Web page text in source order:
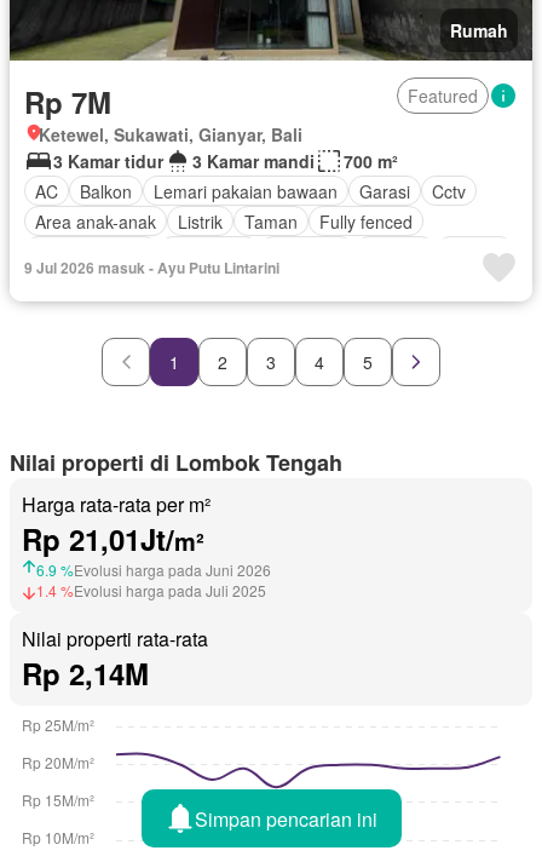
Rumah
Rp 7M
Featured
Ketewel, Sukawati, Gianyar, Bali
3 Kamar tidur
3 Kamar mandi
700 m²
AC
Balkon Lemari pakaian bawaan Garasi
Cctv
Area anak-anak
Listrik Taman
Fully fenced
Jacuzzi
Gas alam
Pemandangan panorama
Air
Tangki air
Wifi Halaman Sebagian perabotan
9 Jul 2026 masuk - Ayu Putu Lintarini
1 2 3 4 5
Nilai properti di Lombok Tengah
Harga rata-rata per m²
Rp 21,01Jt/m²
6.9 %Evolusi harga pada Juni 2026
1.4 %Evolusi harga pada Juli 2025
Nilai properti rata-rata
Rp 2,14M
Simpan pencarian ini